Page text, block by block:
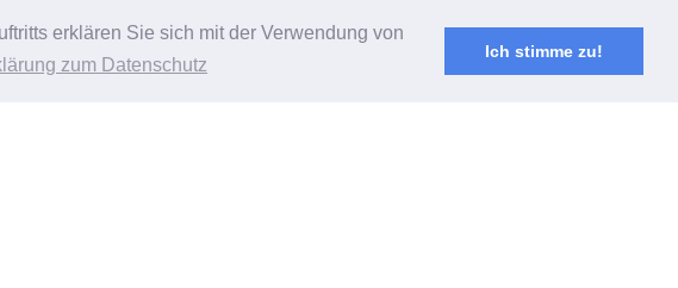
erklären Sie sich mit der Verwendung von
zum Datenschutz
Ich stimme zu!